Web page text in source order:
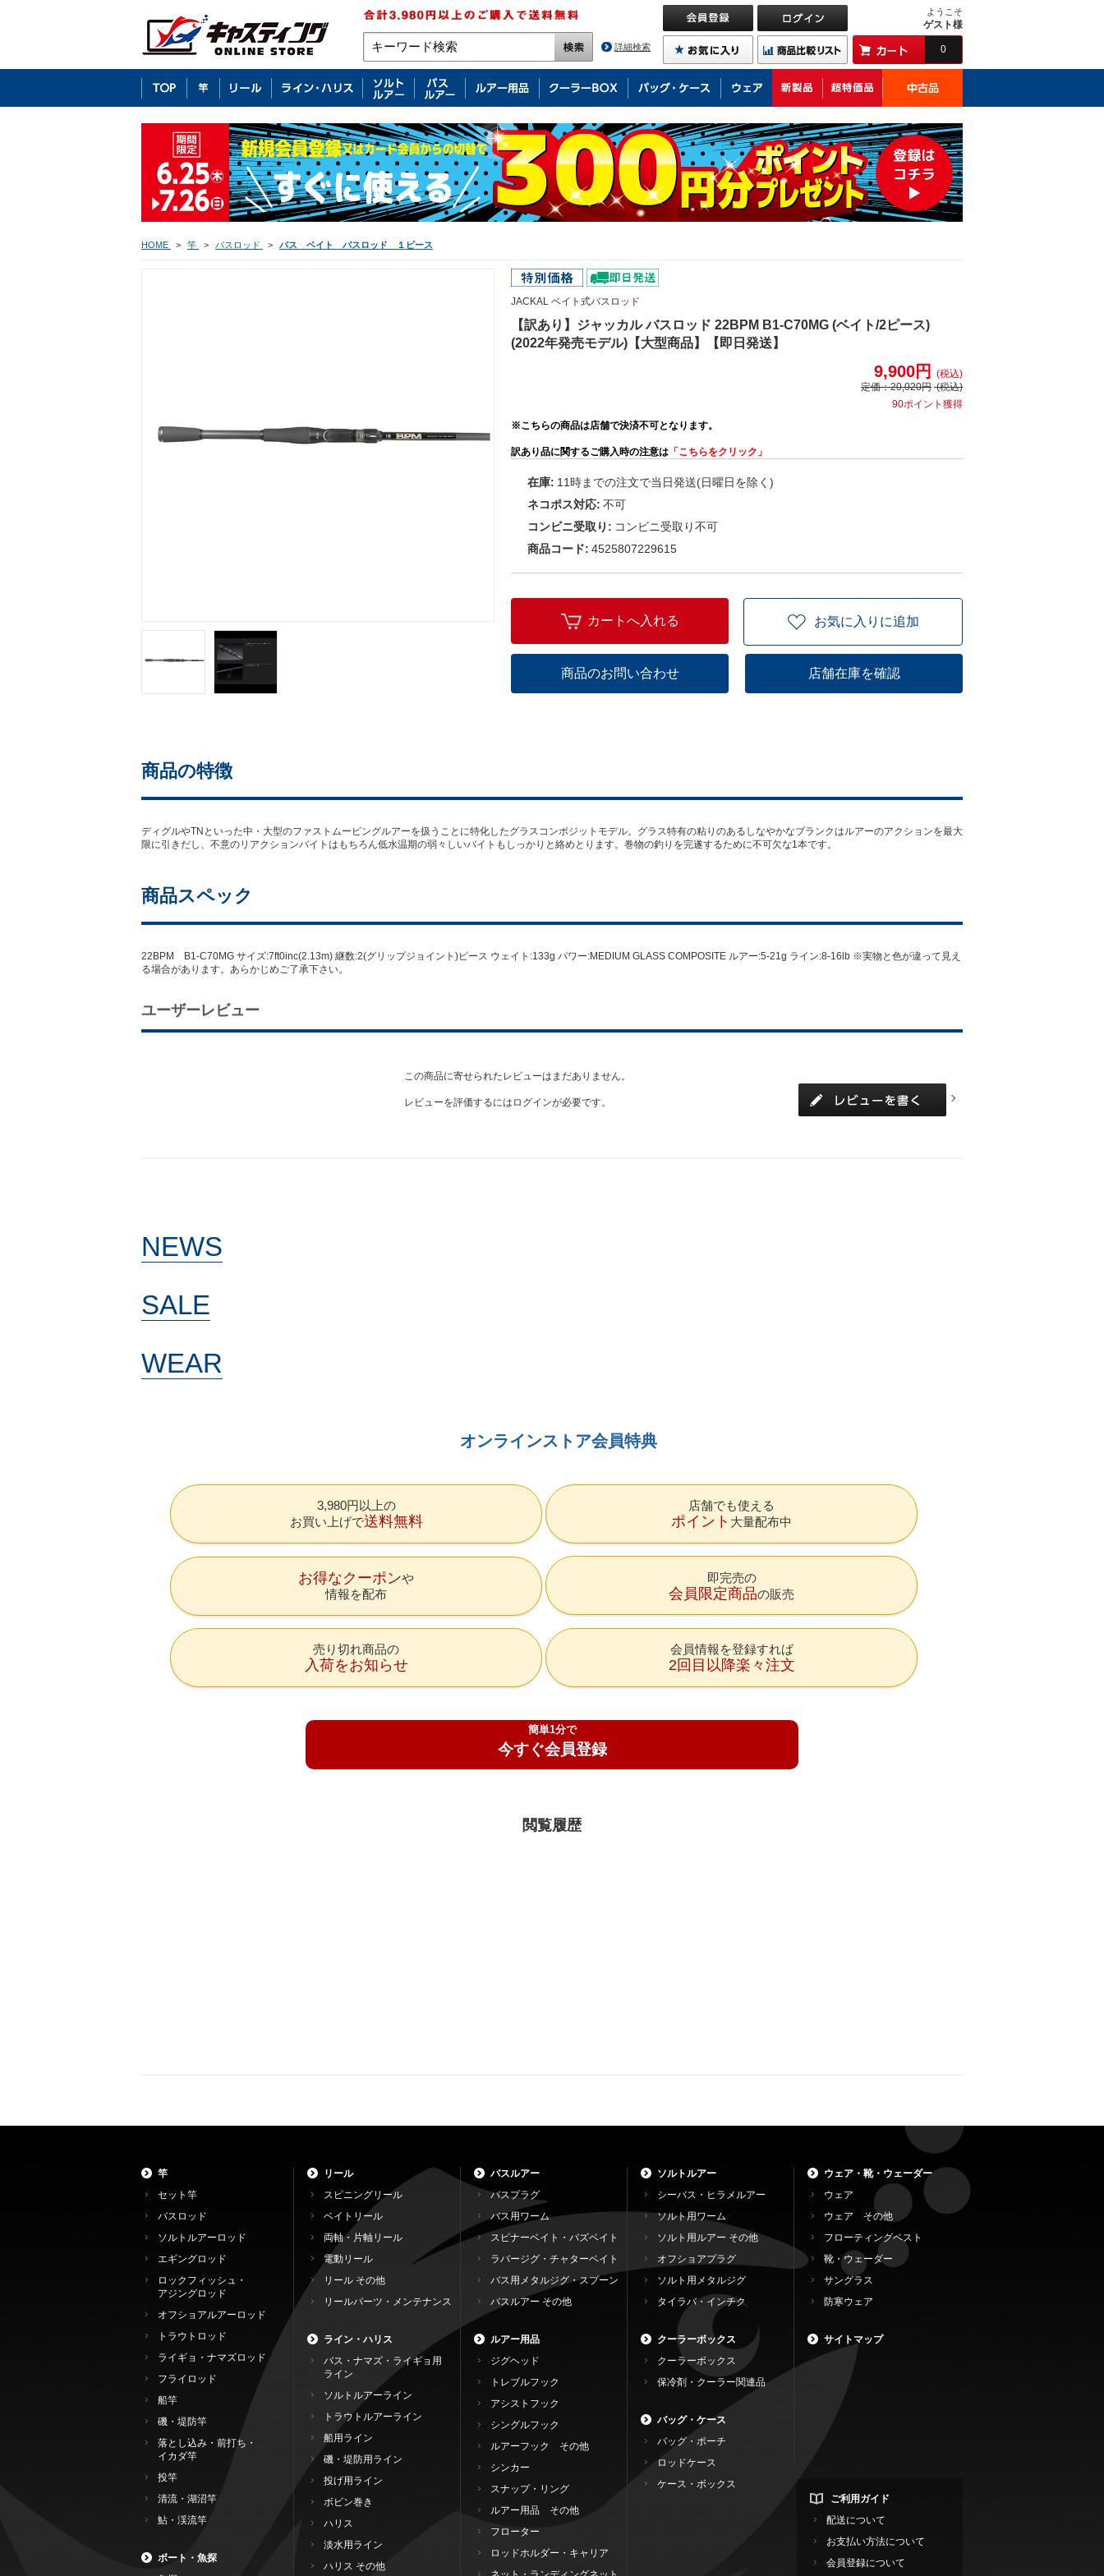
詳細検索
ようこそ
ゲスト様
0
HOME > 竿 > バスロッド > バス ベイト バスロッド １ピース
JACKAL ベイト式バスロッド
【訳あり】ジャッカル バスロッド 22BPM B1-C70MG (ベイト/2ピース)
(2022年発売モデル)【大型商品】【即日発送】
9,900円
(税込)
定価：20,020円 (税込)
90ポイント獲得
※こちらの商品は店舗で決済不可となります。
訳あり品に関するご購入時の注意は 「こちらをクリック」
在庫: 11時までの注文で当日発送(日曜日を除く)
ネコポス対応: 不可
コンビニ受取り: コンビニ受取り不可
商品コード: 4525807229615
カートへ入れる お気に入りに追加
商品のお問い合わせ 店舗在庫を確認
商品の特徴
ディグルやTNといった中・大型のファストムービングルアーを扱うことに特化したグラスコンポジットモデル。グラス特有の粘りのあるしなやかなブランクはルアーのアクションを最大
限に引きだし、不意のリアクションバイトはもちろん低水温期の弱々しいバイトもしっかりと絡めとります。巻物の釣りを完遂するために不可欠な1本です。
商品スペック
22BPM B1-C70MG サイズ:7ft0inc(2.13m) 継数:2(グリップジョイント)ピース ウェイト:133g パワー:MEDIUM GLASS COMPOSITE ルアー:5-21g ライン:8-16lb ※実物と色が違って見え
る場合があります。あらかじめご了承下さい。
ユーザーレビュー
この商品に寄せられたレビューはまだありません。
レビューを評価するには ログインが必要です。
NEWS
SALE
WEAR
オンラインストア会員特典
3,980円以上の
お買い上げで送料無料
店舗でも使える
ポイント 大量配布中
お得なクーポン
情報を配布
即完売の
会員限定商品の販売
売り切れ商品の
入荷をお知らせ
会員情報を登録すれば
2回目以降楽々注文
簡単1分で
今すぐ会員登録
閲覧履歴
竿
セット竿
バスロッド
ソルトルアーロッド
エギングロッド
ロックフィッシュ・
アジングロッド
オフショアルアーロッド
トラウトロッド
ライギョ・ナマズロッド
フライロッド
船竿
磯・堤防竿
落とし込み・前打ち・
イカダ竿
投竿
清流・湖沼竿
鮎・渓流竿
ボート・魚探
リール
スピニングリール
ベイトリール
両軸・片軸リール
電動リール
リール その他
リールパーツ・メンテナンス
ライン・ハリス
バス・ナマズ・ライギョ用
ライン
ソルトルアーライン
トラウトルアーライン
船用ライン
磯・堤防用ライン
投げ用ライン
ボビン巻き
ハリス
淡水用ライン
ハリス その他
バスルアー
バスプラグ
バス用ワーム
スピナーベイト・バズベイト
ラバージグ・チャターベイト
バス用メタルジグ・スプーン
バスルアー その他
ルアー用品
ジグヘッド
トレブルフック
アシストフック
シングルフック
ルアーフック その他
シンカー
スナップ・リング
ルアー用品 その他
フローター
ロッドホルダー・キャリア
ソルトルアー
シーバス・ヒラメルアー
ソルト用ワーム
ソルト用ルアー その他
オフショアプラグ
ソルト用メタルジグ
タイラバ・インチク
クーラーボックス
クーラーボックス
保冷剤・クーラー関連品
バッグ・ケース
バッグ・ポーチ
ロッドケース
ケース・ボックス
ウェア・靴・ウェーダー
ウェア
ウェア その他
フローティングベスト
靴・ウェーダー
サングラス
防寒ウェア
サイトマップ
ご利用ガイド
配送について
お支払い方法について
会員登録について